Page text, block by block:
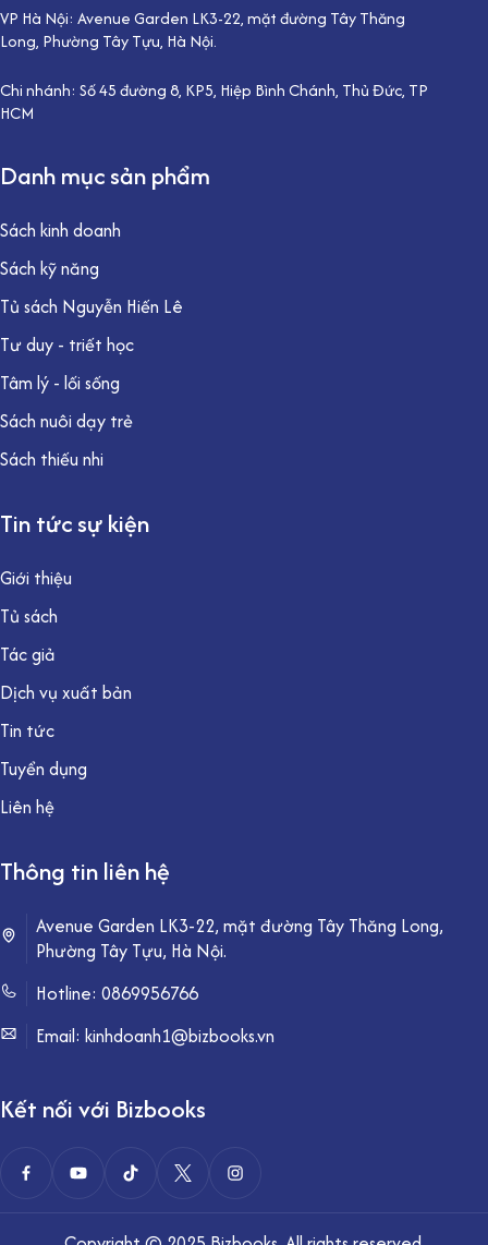
VP Hà Nội: Avenue Garden LK3-22, mặt đường Tây Thăng
Long, Phường Tây Tựu, Hà Nội.
Chi nhánh: Số 45 đường 8, KP5, Hiệp Bình Chánh, Thủ Đức, TP
HCM
Danh mục sản phẩm
Sách kinh doanh
Sách kỹ năng
Tủ sách Nguyễn Hiến Lê
Tư duy - triết học
Tâm lý - lối sống
Sách nuôi dạy trẻ
Sách thiếu nhi
Tin tức sự kiện
Giới thiệu
Tủ sách
Tác giả
Dịch vụ xuất bản
Tin tức
Tuyển dụng
Liên hệ
Thông tin liên hệ
Avenue Garden LK3-22, mặt đường Tây Thăng Long,
Phường Tây Tựu, Hà Nội.
Hotline: 0869956766
Email: kinhdoanh1@bizbooks.vn
Kết nối với Bizbooks